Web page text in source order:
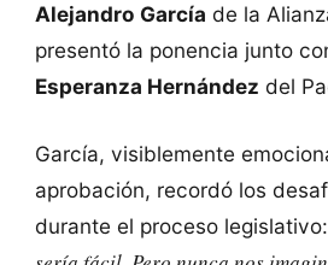
Alejandro García de la
presentó la ponencia junto
Esperanza Hernández del
García, visiblemente
aprobación, recordó los
durante el proceso legislativo: